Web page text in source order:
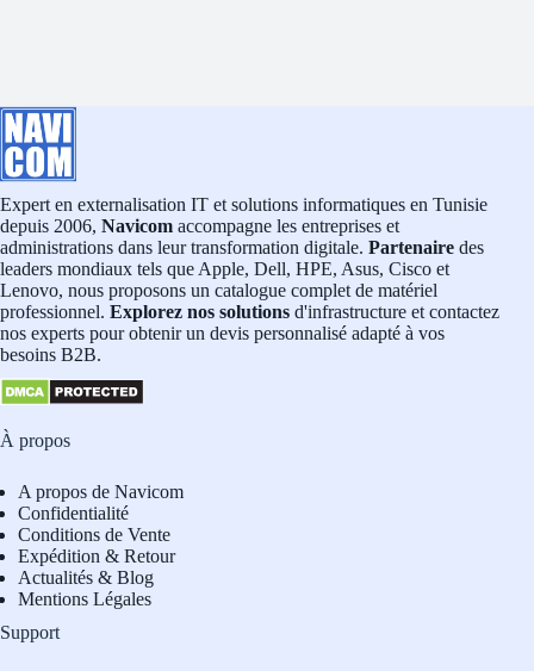
Expert en externalisation IT et solutions informatiques en Tunisie
depuis 2006, Navicom accompagne les entreprises et
administrations dans leur transformation digitale. Partenaire des
leaders mondiaux tels que Apple, Dell, HPE, Asus, Cisco et
Lenovo, nous proposons un catalogue complet de matériel
professionnel. Explorez nos solutions d'infrastructure et contactez
nos experts pour obtenir un devis personnalisé adapté à vos
besoins B2B.
À propos
A propos de Navicom
Confidentialité
Conditions de Vente
Expédition & Retour
Actualités & Blog
Mentions Légales
Support